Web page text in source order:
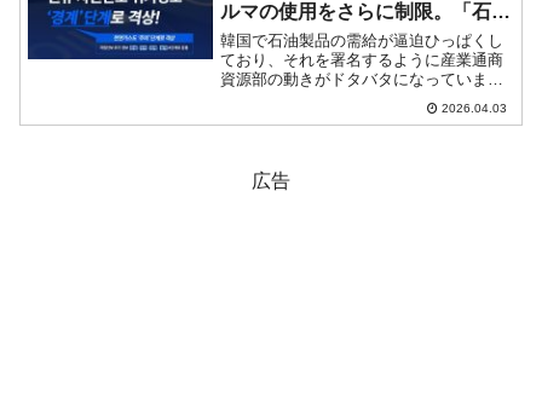
ルマの使用をさらに制限。「石油
製品足りてる？」会議を急きょ開
催
韓国で石油製品の需給が逼迫ひっぱくし
ており、それを署名するように産業通商
資源部の動きがドタバタになっていま
す。2026年04月02日、韓国の産業通商資
源部が「중동전쟁에 따른 업종별 석유화
2026.04.03
広告